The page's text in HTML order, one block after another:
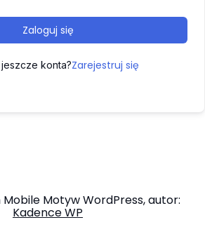
Zaloguj się
konta?Zarejestruj się
Motyw WordPress, autor:
Kadence WP